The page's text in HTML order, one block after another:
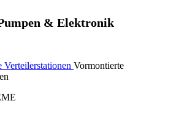
& Elektronik
Vormontierte